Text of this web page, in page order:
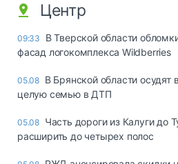
Центр
09:33
В Тверской области
фасад логокомплекса Wildberries
05.08 В Брянской области осудят
целую семью в ДТП
05.08 Часть дороги из Калуги до
расширить до четырех полос